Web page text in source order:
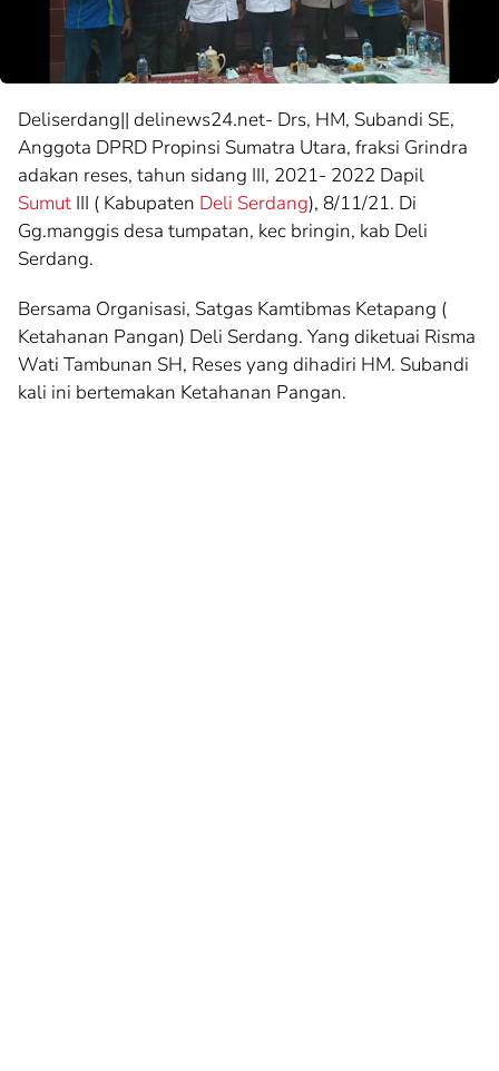
Deliserdang|| delinews24.net- Drs, HM, Subandi SE,
Anggota DPRD Propinsi Sumatra Utara, fraksi Grindra
adakan reses, tahun sidang III, 2021- 2022 Dapil
Sumut III ( Kabupaten Deli Serdang), 8/11/21. Di
Gg.manggis desa tumpatan, kec bringin, kab Deli
Serdang.
Bersama Organisasi, Satgas Kamtibmas Ketapang (
Ketahanan Pangan) Deli Serdang. Yang diketuai Risma
Wati Tambunan SH, Reses yang dihadiri HM. Subandi
kali ini bertemakan Ketahanan Pangan.